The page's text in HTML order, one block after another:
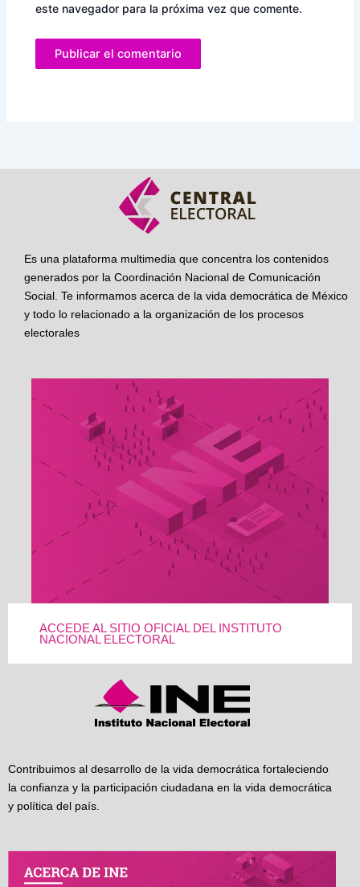
este navegador para la próxima vez que comente.
Es una plataforma multimedia que concentra los contenidos
generados por la Coordinación Nacional de Comunicación
Social. Te informamos acerca de la vida democrática de México
y todo lo relacionado a la organización de los procesos
electorales
ACCEDE AL SITIO OFICIAL DEL INSTITUTO
NACIONAL ELECTORAL
Contribuimos al desarrollo de la vida democrática fortaleciendo
la confianza y la participación ciudadana en la vida democrática
y política del país.